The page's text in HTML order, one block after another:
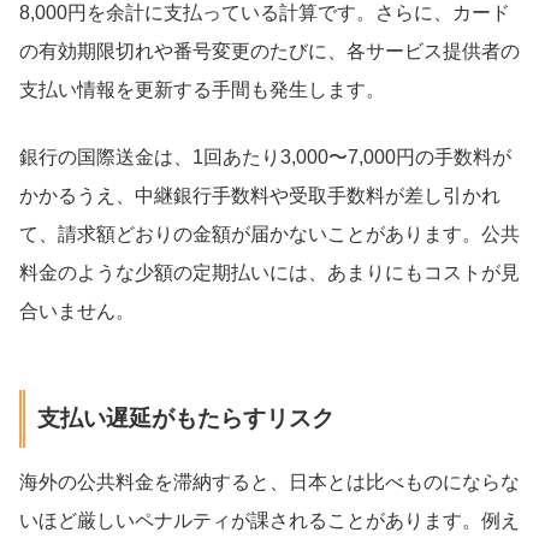
8,000円を余計に支払っている計算です。さらに、カード
の有効期限切れや番号変更のたびに、各サービス提供者の
支払い情報を更新する手間も発生します。
銀行の国際送金は、1回あたり3,000〜7,000円の手数料が
かかるうえ、中継銀行手数料や受取手数料が差し引かれ
て、請求額どおりの金額が届かないことがあります。公共
料金のような少額の定期払いには、あまりにもコストが見
合いません。
支払い遅延がもたらすリスク
海外の公共料金を滞納すると、日本とは比べものにならな
いほど厳しいペナルティが課されることがあります。例え